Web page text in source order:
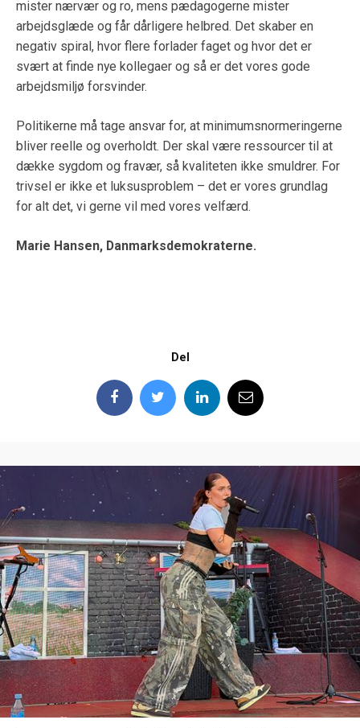
mister nærvær og ro, mens pædagogerne mister
arbejdsglæde og får dårligere helbred. Det skaber en
negativ spiral, hvor flere forlader faget og hvor det er
svært at finde nye kollegaer og så er det vores gode
arbejdsmiljø forsvinder.
Politikerne må tage ansvar for, at minimumsnormeringerne
bliver reelle og overholdt. Der skal være ressourcer til at
dække sygdom og fravær, så kvaliteten ikke smuldrer. For
trivsel er ikke et luksusproblem – det er vores grundlag
for alt det, vi gerne vil med vores velfærd.
Marie Hansen, Danmarksdemokraterne.
Del